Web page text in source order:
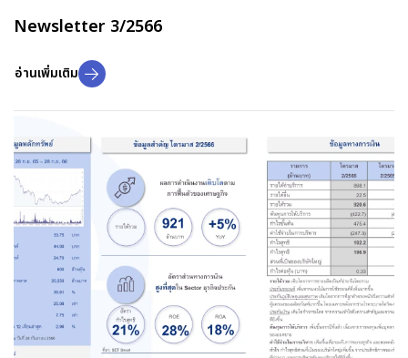
Newsletter 3/2566
อ่านเพิ่มเติม